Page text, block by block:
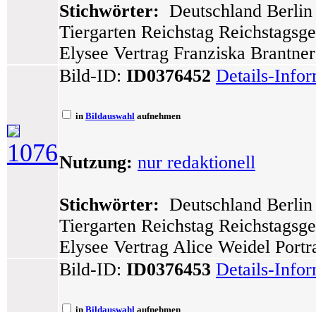
Stichwörter: Deutschland
Tiergarten Reichstag
Elysee Vertrag Franziska
1076
Bild-ID: ID0376452 Details-
in Bildauswahl aufnehmen
Nutzung: nur redaktionell
Stichwörter: Deutschland
Tiergarten Reichstag
Elysee Vertrag Alice Weidel
Bild-ID: ID0376453 Details-
in Bildauswahl aufnehmen